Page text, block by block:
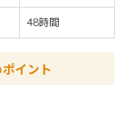
48時間
イント